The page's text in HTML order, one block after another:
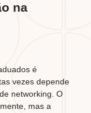
na
é
vezes depende
networking. O
mas a